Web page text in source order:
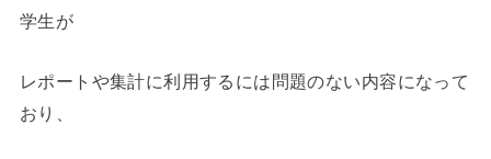
学生が
レポートや集計に利用するには問題のない内容になって
おり、